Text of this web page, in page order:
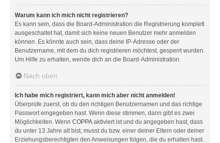
Warum kann ich mich nicht registrieren?
Es kann sein, dass die Board-Administration die Registrierung komplett
ausgeschaltet hat, damit sich keine neuen Benutzer mehr anmelden
können. Es könnte auch sein, dass deine IP-Adresse oder der
Benutzername, mit dem du dich registrieren möchtest, gesperrt wurden.
Um Hilfe zu erhalten, wende dich an die Board-Administration.
Nach oben
Ich habe mich registriert, kann mich aber nicht anmelden!
Überprüfe zuerst, ob du den richtigen Benutzernamen und das richtige
Passwort eingegeben hast. Wenn diese stimmen, dann gibt es zwei
Möglichkeiten. Wenn COPPA aktiviert ist und du angegeben hast, dass
du unter 13 Jahre alt bist, musst du bzw. einer deiner Eltern oder deiner
Erziehungsberechtigten den Anweisungen folgen, die du erhalten hast.